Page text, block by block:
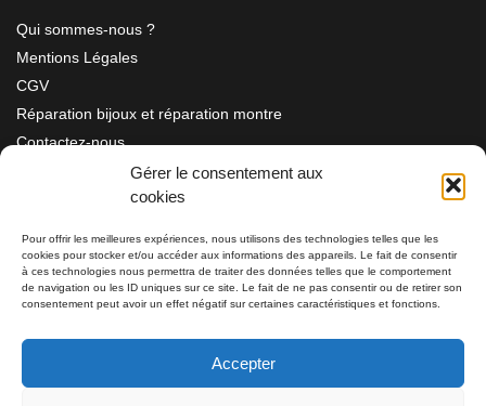
Gérer le consentement aux
cookies
Pour offrir les meilleures expériences, nous utilisons des technologies telles que les
cookies pour stocker et/ou accéder aux informations des appareils. Le fait de consentir
à ces technologies nous permettra de traiter des données telles que le comportement
de navigation ou les ID uniques sur ce site. Le fait de ne pas consentir ou de retirer son
consentement peut avoir un effet négatif sur certaines caractéristiques et fonctions.
Accepter
Qui sommes-nous ?
Mentions Légales
CGV
Réparation bijoux et réparation montre
Contactez-nous
Information
Bijouterie SIAUD11 rue Masséna 06000 NICE
Tél: 04 93 82 29 34 / 09 78 81 68 81